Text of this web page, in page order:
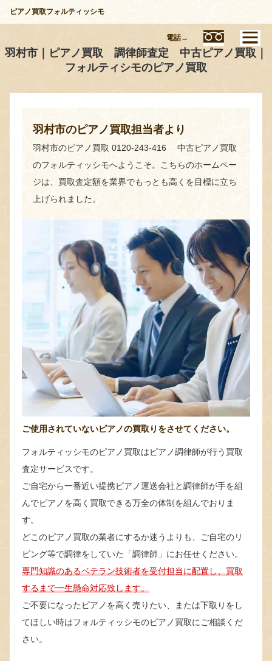
ピアノ買取フォルティッシモ
羽村市｜ピアノ買取 調律師査定 中古ピアノ買取｜
フォルティシモのピアノ買取
羽村市のピアノ買取担当者より
羽村市のピアノ買取 0120-243-416 中古ピアノ買取
のフォルティッシモへようこそ。こちらのホームペー
ジは、買取査定額を業界でもっとも高くを目標に立ち
上げられました。
ご使用されていないピアノの買取りをさせてください。
フォルティッシモのピアノ買取はピアノ調律師が行う買取
査定サービスです。
ご自宅から一番近い提携ピアノ運送会社と調律師が手を組
んでピアノを高く買取できる万全の体制を組んでおりま
す。
どこのピアノ買取の業者にするか迷うよりも、ご自宅のリ
ビング等で調律をしていた「調律師」にお任せください。
専門知識のあるベテラン技術者を受付担当に配置し、買取
するまで一生懸命対応致します。
ご不要になったピアノを高く売りたい、または下取りをし
てほしい時はフォルティッシモのピアノ買取にご相談くだ
さい。
電話→